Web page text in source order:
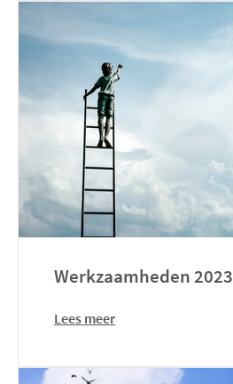
Werkzaamheden 2023
Lees meer